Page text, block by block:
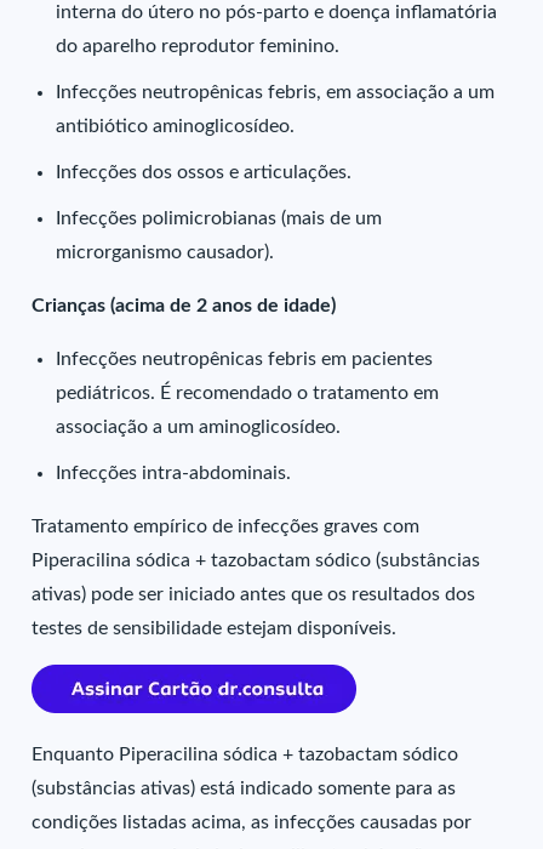
interna do útero no pós-parto e doença inflamatória
do aparelho reprodutor feminino.
Infecções neutropênicas febris, em associação a um
antibiótico aminoglicosídeo.
Infecções dos ossos e articulações.
Infecções polimicrobianas (mais de um
microrganismo causador).
Crianças (acima de 2 anos de idade)
Infecções neutropênicas febris em pacientes
pediátricos. É recomendado o tratamento em
associação a um aminoglicosídeo.
Infecções intra-abdominais.
Tratamento empírico de infecções graves com
Piperacilina sódica + tazobactam sódico (substâncias
ativas) pode ser iniciado antes que os resultados dos
testes de sensibilidade estejam disponíveis.
Enquanto Piperacilina sódica + tazobactam sódico
(substâncias ativas) está indicado somente para as
condições listadas acima, as infecções causadas por